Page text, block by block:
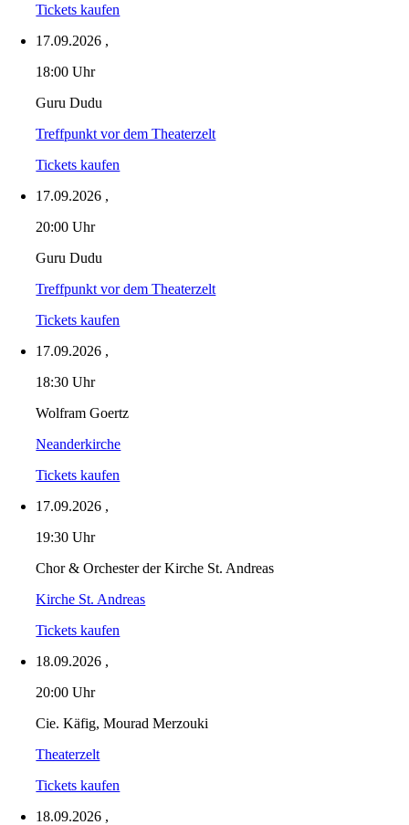
Tickets kaufen
17.09.2026 ,
18:00 Uhr
Guru Dudu
Treffpunkt vor dem Theaterzelt
Tickets kaufen
17.09.2026 ,
20:00 Uhr
Guru Dudu
Treffpunkt vor dem Theaterzelt
Tickets kaufen
17.09.2026 ,
18:30 Uhr
Wolfram Goertz
Neanderkirche
Tickets kaufen
17.09.2026 ,
19:30 Uhr
Chor & Orchester der Kirche St. Andreas
Kirche St. Andreas
Tickets kaufen
18.09.2026 ,
20:00 Uhr
Cie. Käfig, Mourad Merzouki
Theaterzelt
Tickets kaufen
18.09.2026 ,